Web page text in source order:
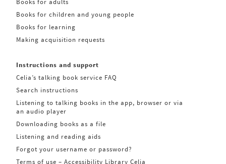
Books for adults
Books for children and young people
Books for learning
Making acquisition requests
Instructions and support
Celia’s talking book service FAQ
Search instructions
Listening to talking books in the app, browser or via
an audio player
Downloading books as a file
Listening and reading aids
Forgot your username or password?
Terms of use – Accessibility Library Celia